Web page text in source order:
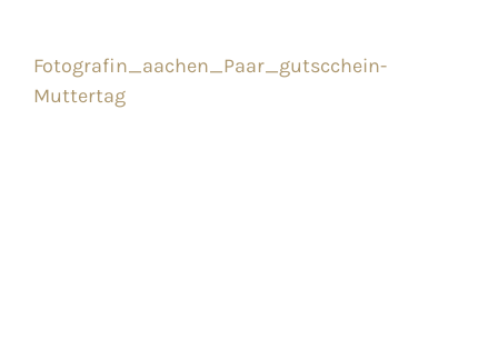
Fotografin_aachen_Paar_gutscchein-
Muttertag